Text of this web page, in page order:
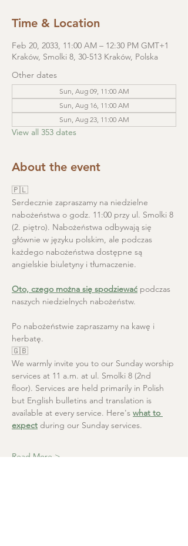
Time & Location
Feb 20, 2033, 11:00 AM – 12:30 PM GMT+1
Kraków, Smolki 8, 30-513 Kraków, Polska
Other dates
Sun, Aug 09, 11:00 AM
Sun, Aug 16, 11:00 AM
Sun, Aug 23, 11:00 AM
View all 353 dates
About the event
🇵🇱
Serdecznie zapraszamy na niedzielne
nabożeństwa o godz. 11:00 przy ul. Smolki 8
(2. piętro). Nabożeństwa odbywają się
głównie w języku polskim, ale podczas
każdego nabożeństwa dostępne są
angielskie biuletyny i tłumaczenie.
Oto, czego można się spodziewać podczas
naszych niedzielnych nabożeństw.
Po nabożeństwie zapraszamy na kawę i
herbatę.
🇬🇧
We warmly invite you to our Sunday worship
services at 11 a.m. at ul. Smolki 8 (2nd
floor). Services are held primarily in Polish
but English bulletins and translation is
available at every service. Here's what to
expect during our Sunday services.
Read More >